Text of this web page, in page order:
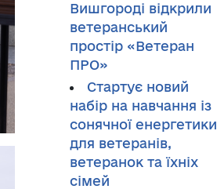
Вишгороді відкрили
ветеранський
простір «Ветеран
ПРО»
Стартує новий
набір на навчання із
сонячної енергетики
для ветеранів,
ветеранок та їхніх
сімей